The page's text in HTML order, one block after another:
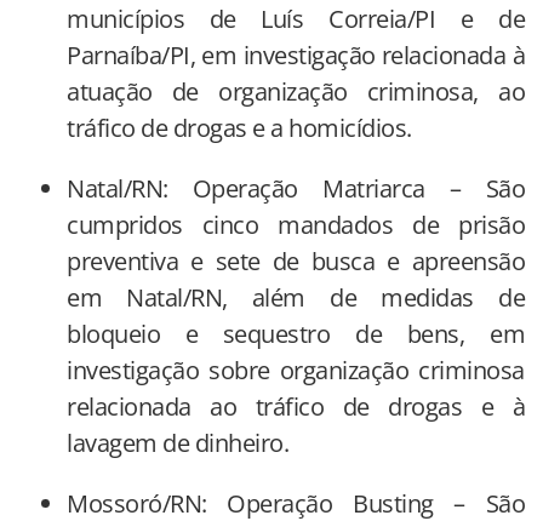
municípios de Luís Correia/PI e de
Parnaíba/PI, em investigação relacionada à
atuação de organização criminosa, ao
tráfico de drogas e a homicídios.
Natal/RN: Operação Matriarca – São
cumpridos cinco mandados de prisão
preventiva e sete de busca e apreensão
em Natal/RN, além de medidas de
bloqueio e sequestro de bens, em
investigação sobre organização criminosa
relacionada ao tráfico de drogas e à
lavagem de dinheiro.
Mossoró/RN: Operação Busting – São